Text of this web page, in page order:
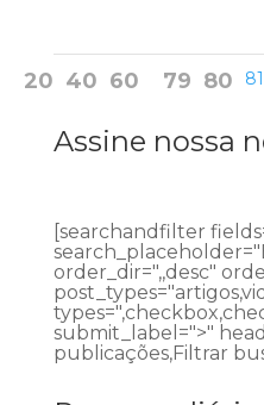
20 40 60 79 80 81
Assine nossa
[searchandfilter
order_dir=",,desc"
submit_label=">"
publicações,Filtrar